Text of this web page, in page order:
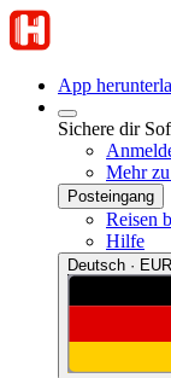
App
Sichere dir
Mehr
Posteingang
Reisen
Hilfe
Deutsch ·